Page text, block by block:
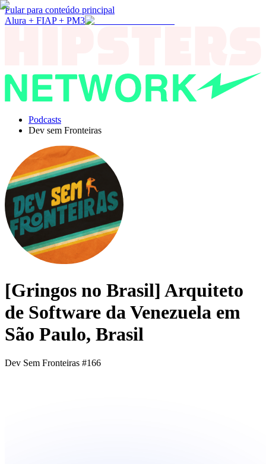
Pular para conteúdo principal
Alura + FIAP + PM3
Podcasts
Dev sem Fronteiras
[Gringos no Brasil] Arquiteto
de Software da Venezuela em
São Paulo, Brasil
Dev Sem Fronteiras #166